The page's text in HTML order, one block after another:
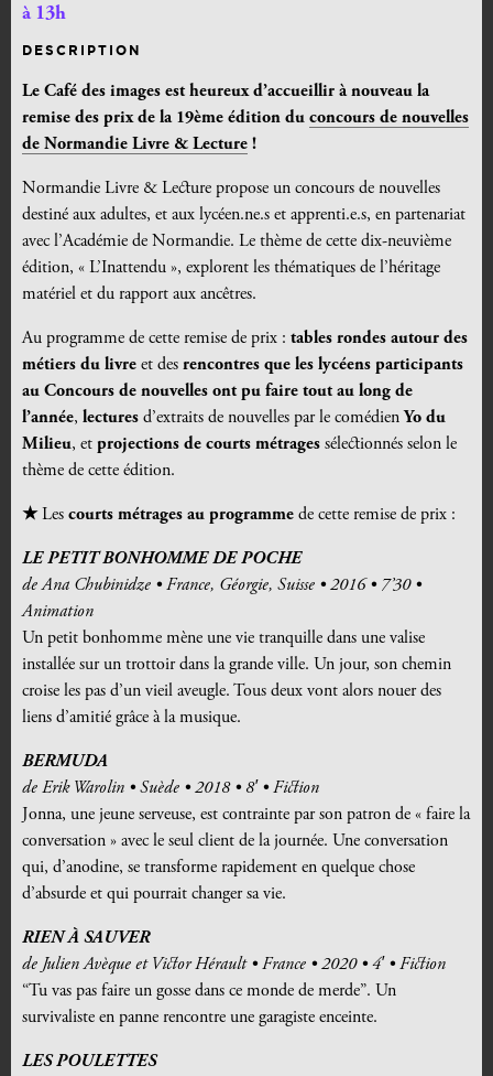
à 13h
DESCRIPTION
Le Café des images est heureux d’accueillir à nouveau la
remise des prix de la 19ème édition du concours de nouvelles
de Normandie Livre & Lecture !
Normandie Livre & Lecture propose un concours de nouvelles
destiné aux adultes, et aux lycéen.ne.s et apprenti.e.s, en partenariat
avec l’Académie de Normandie. Le thème de cette dix-neuvième
édition, « L’Inattendu », explorent les thématiques de l’héritage
matériel et du rapport aux ancêtres.
Au programme de cette remise de prix : tables rondes autour des
métiers du livre et des rencontres que les lycéens participants
au Concours de nouvelles ont pu faire tout au long de
l’année, lectures d’extraits de nouvelles par le comédien Yo du
Milieu, et projections de courts métrages sélectionnés selon le
thème de cette édition.
★Les courts métrages au programme de cette remise de prix :
LE PETIT BONHOMME DE POCHE
deAna Chubinidze • France, Géorgie, Suisse • 2016 • 7’30 •
Animation
Un petit bonhomme mène une vie tranquille dans une valise
installée sur un trottoir dans la grande ville. Un jour, son chemin
croise les pas d’un vieil aveugle. Tous deux vont alors nouer des
liens d’amitié grâce à la musique.
BERMUDA
de Erik Warolin • Suède • 2018 • 8′ • Fiction
Jonna, une jeune serveuse, est contrainte par son patron de « faire la
conversation » avec le seul client de la journée. Une conversation
qui, d’anodine, se transforme rapidement en quelque chose
d’absurde et qui pourrait changer sa vie.
RIEN À SAUVER
de Julien Avèque et Victor Hérault • France • 2020 • 4′ • Fiction
“Tu vas pas faire un gosse dans ce monde de merde”. Un
survivaliste en panne rencontre une garagiste enceinte.
LES POULETTES